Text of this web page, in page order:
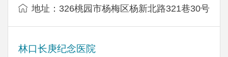
地址：326桃园市杨梅区杨新北路321巷30号
林口长庚纪念医院